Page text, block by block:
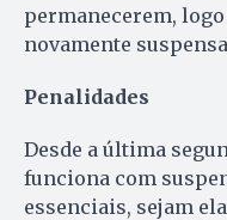
permanecerem,
novamente
Penalidades
Desde a última
funciona com
essenciais, sejam